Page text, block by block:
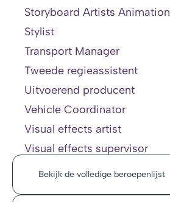
Storyboard Artists Animation
Stylist
Transport Manager
Tweede regieassistent
Uitvoerend producent
Vehicle Coordinator
Visual effects artist
Visual effects supervisor
Bekijk de volledige beroepenlijst